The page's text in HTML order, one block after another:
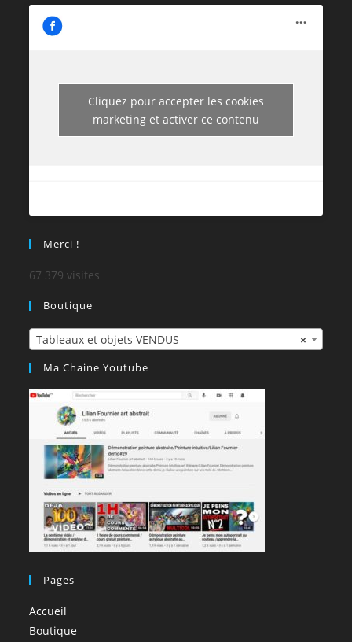
Cliquez pour accepter les cookies
marketing et activer ce contenu
Merci !
67 379 visites
Boutique
×
Tableaux et objets VENDUS
Ma Chaine Youtube
Pages
Accueil
Boutique